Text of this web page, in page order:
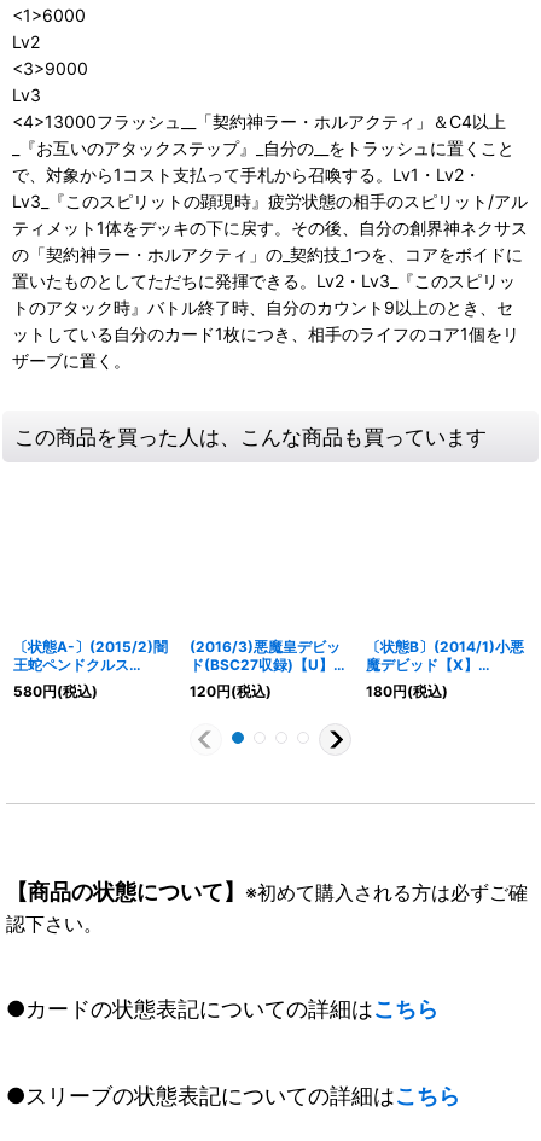
<1>6000
Lv2
<3>9000
Lv3
<4>13000フラッシュ__「契約神ラー・ホルアクティ」＆C4以上
_『お互いのアタックステップ』_自分の__をトラッシュに置くこと
で、対象から1コスト支払って手札から召喚する。Lv1・Lv2・
Lv3_『このスピリットの顕現時』疲労状態の相手のスピリット/アル
ティメット1体をデッキの下に戻す。その後、自分の創界神ネクサス
の「契約神ラー・ホルアクティ」の_契約技_1つを、コアをボイドに
置いたものとしてただちに発揮できる。Lv2・Lv3_『このスピリッ
トのアタック時』バトル終了時、自分のカウント9以上のとき、セ
ットしている自分のカード1枚につき、相手のライフのコア1個をリ
ザーブに置く。
この商品を買った人は、こんな商品も買っています
〔状態A-〕(2015/2)闇
王蛇ペンドクルス
(BSC20収録)【X】
{X13-02}《紫》
580円(税込)
(2016/3)悪魔皇デビッ
ド(BSC27収録)【U】
{BS26-047}《紫》
120円(税込)
〔状態B〕(2014/1)小悪
魔デビッド【X】
{CP14-X04}《紫》
180円(税込)
【商品の状態について】 ※初めて購入される方は必ずご確
認下さい。
●カードの状態表記についての詳細はこちら
●スリーブの状態表記についての詳細はこちら